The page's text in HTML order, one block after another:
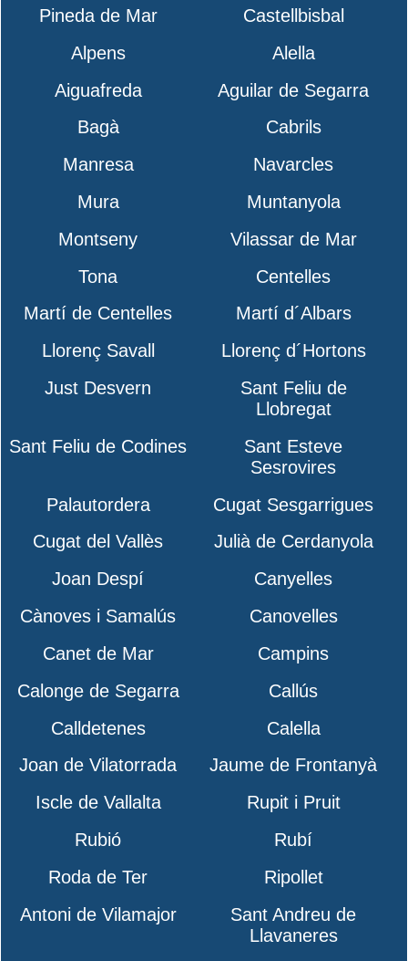
Pineda de Mar
Castellbisbal
Alpens
Alella
Aiguafreda
Aguilar de Segarra
Bagà
Cabrils
Manresa
Navarcles
Mura
Muntanyola
Montseny
Vilassar de Mar
Tona
Centelles
Martí de Centelles
Martí d´Albars
Llorenç Savall
Llorenç d´Hortons
Just Desvern
Sant Feliu de
Llobregat
Sant Feliu de Codines
Sant Esteve
Sesrovires
Palautordera
Cugat Sesgarrigues
Cugat del Vallès
Julià de Cerdanyola
Joan Despí
Canyelles
Cànoves i Samalús
Canovelles
Canet de Mar
Campins
Calonge de Segarra
Callús
Calldetenes
Calella
Joan de Vilatorrada
Jaume de Frontanyà
Iscle de Vallalta
Rupit i Pruit
Rubió
Rubí
Roda de Ter
Ripollet
Antoni de Vilamajor
Sant Andreu de
Llavaneres